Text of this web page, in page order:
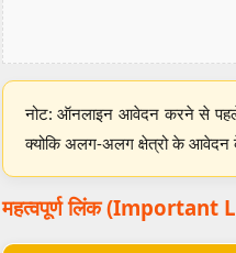
नोट: ऑनलाइन आवेदन करने से
क्योकि अलग-अलग क्षेत्रो के आवेदन
महत्वपूर्ण लिंक (Important